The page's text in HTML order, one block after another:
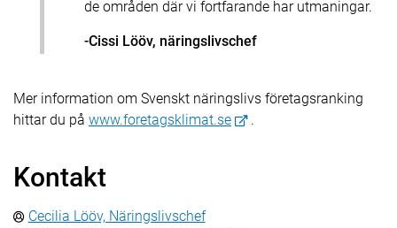
de områden där vi fortfarande har utmaningar.
-Cissi Lööv, näringslivschef
Mer information om Svenskt näringslivs företagsranking
hittar du på www.foretagsklimat.se .
Kontakt
Cecilia Lööv, Näringslivschef